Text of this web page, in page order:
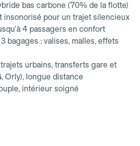
bas carbone (70% de la flotte)
insonorisé pour un trajet silencieux
4 passagers en confort
bagages : valises, malles, effets
trajets urbains, transferts gare et
Orly), longue distance
intérieur soigné